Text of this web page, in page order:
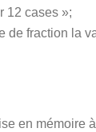
12 cases »;
de fraction la
en mémoire